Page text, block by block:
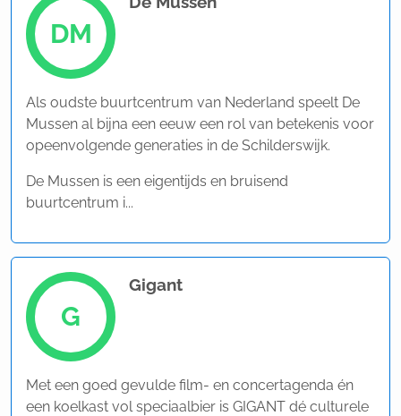
DM
Als oudste buurtcentrum van Nederland speelt De
Mussen al bijna een eeuw een rol van betekenis voor
opeenvolgende generaties in de Schilderswijk.
De Mussen is een eigentijds en bruisend
buurtcentrum i...
G
Gigant
Met een goed gevulde film- en concertagenda én
een koelkast vol speciaalbier is GIGANT dé culturele